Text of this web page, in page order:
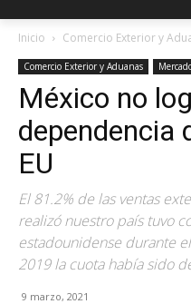
Inicio Comercio Exterior y
Comercio Exterior y Aduanas
México no
dependencia
EU
El 81.2% de las ventas
realizó nuestro país tuvo
estadounidense durante
2019 la cuota había sido
9 marzo, 2021